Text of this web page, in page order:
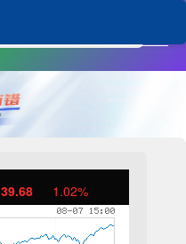
39.68 1.02%